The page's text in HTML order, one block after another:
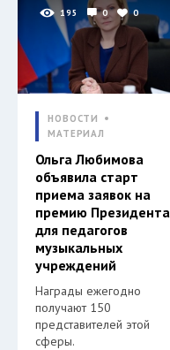
195 0 0
НОВОСТИ
МАТЕРИАЛ
Ольга Любимова
объявила старт
приема заявок на
премию Президента
для педагогов
музыкальных
учреждений
Награды ежегодно
получают 150
представителей этой
сферы.